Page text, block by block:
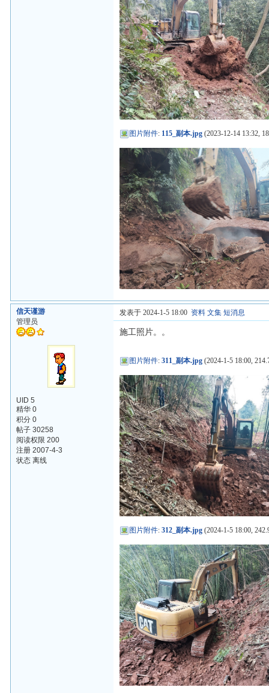
图片附件: 115_副本.jpg (2023-12-14 13:32,
信天谨游
管理员
UID 5
精华 0
积分 0
帖子 30258
阅读权限 200
注册 2007-4-3
状态 离线
发表于 2024-1-5 18:00 资料 文集 短消息
施工照片。。
图片附件:311_副本.jpg (2024-1-5 18:00,
图片附件:312_副本.jpg (2024-1-5 18:00,